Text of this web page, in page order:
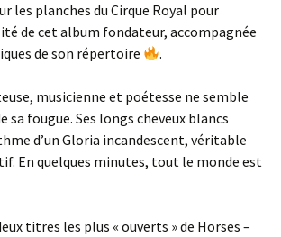
les planches du Cirque Royal pour
de cet album fondateur, accompagnée
de son répertoire
.
musicienne et poétesse ne semble
sa fougue. Ses longs cheveux blancs
d’un Gloria incandescent, véritable
En quelques minutes, tout le monde est
titres les plus « ouverts » de Horses –